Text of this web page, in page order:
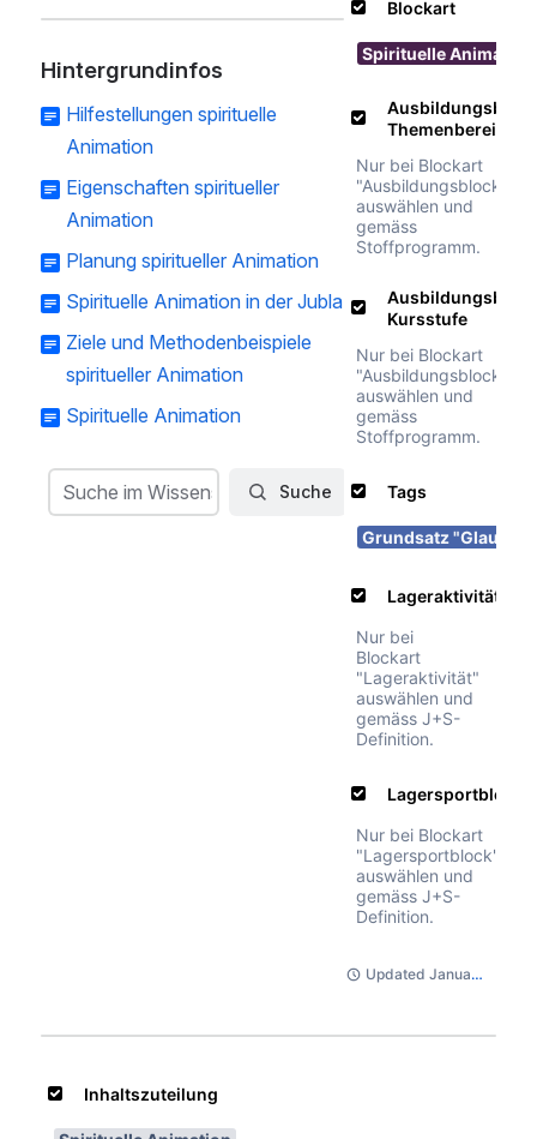
Hintergrundinfos
Hilfestellungen spirituelle
Animation
Eigenschaften spiritueller
Animation
Planung spiritueller Animation
Spirituelle Animation in der Jubla
Ziele und Methodenbeispiele
spiritueller Animation
Spirituelle Animation
Suche
Suche im Wissensteil Suche